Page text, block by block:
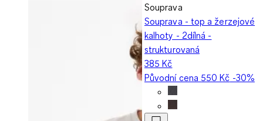
Souprava
Souprava - top a žerzejové
kalhoty - 2dílná -
strukturovaná
385 Kč
Původní cena 550 Kč -30%